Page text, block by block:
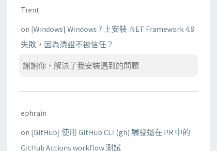
Trent
on [Windows] Windows 7 上安裝 .NET Framework 4.8
失敗，因為憑證不被信任？
謝謝你，解決了我安裝遇到的問題
ephrain
on [GitHub] 使用 GitHub CLI (gh) 觸發還在 PR 中的
GitHub Actions workflow 測試